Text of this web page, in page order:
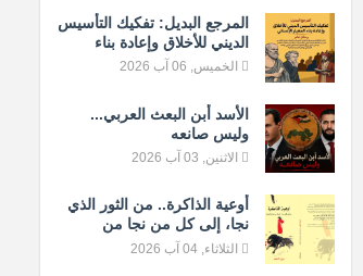
المرجع البديل: تفكيك التأسيس
الديني للأخلاق وإعادة بناء
المعيار الإنساني
الخميس, 06 آب 2026
الأسد أبن البعث العربي...
وليس صانعه
الاثنين, 03 آب 2026
أوعية الذاكرة.. من الثور الذي
نجا، إلى كل من نجا من
النسيان
الثلاثاء, 04 آب 2026